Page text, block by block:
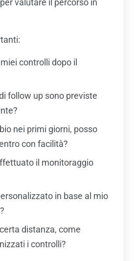
valutare il percorso in
controlli dopo il
follow up sono previste
nei primi giorni, posso
con facilità?
il monitoraggio
in base al mio
distanza, come
i controlli?